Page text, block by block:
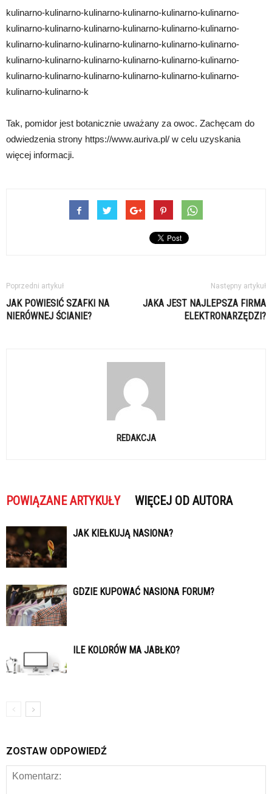
kulinarno-kulinarno-kulinarno-kulinarno-kulinarno-kulinarno-
kulinarno-kulinarno-kulinarno-kulinarno-kulinarno-kulinarno-
kulinarno-kulinarno-kulinarno-kulinarno-kulinarno-kulinarno-
kulinarno-kulinarno-kulinarno-kulinarno-kulinarno-kulinarno-
kulinarno-kulinarno-kulinarno-kulinarno-kulinarno-kulinarno-
kulinarno-kulinarno-k
Tak, pomidor jest botanicznie uważany za owoc. Zachęcam do
odwiedzenia strony https://www.auriva.pl/ w celu uzyskania
więcej informacji.
Poprzedni artykuł
JAK POWIESIĆ SZAFKI NA
NIERÓWNEJ ŚCIANIE?
Następny artykuł
JAKA JEST NAJLEPSZA FIRMA
ELEKTRONARZĘDZI?
REDAKCJA
POWIĄZANE ARTYKUŁY WIĘCEJ OD AUTORA
JAK KIEŁKUJĄ NASIONA?
GDZIE KUPOWAĆ NASIONA FORUM?
ILE KOLORÓW MA JABŁKO?
ZOSTAW ODPOWIEDŹ